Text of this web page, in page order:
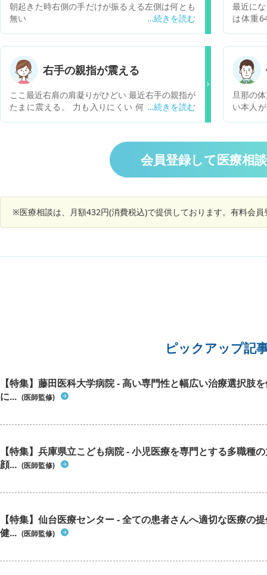
朝起きた時右側の手だけが振るえる左側は何とも
無い
最近に
は体重
2018年
ていま
体重減
のでし
で下が
が不安
でしょ
す。
右手の親指が震える
ここ最近右肩の肩凝りがひどい 最近右手の親指が
たまに震える。 力も入りにくい 何かの病気です
旦那の
い本人
のです
会員登録して医療相
※医療相談は、月額432円(消費税込)で提供しております。有料会
ピックアップ記
【特集】藤田医科大学病院 - 高い専門性と幅広い治療選択肢
に... (医師監修)
【特集】兵庫県立こども病院 - 小児医療を専門とする多職種
顔... (医師監修)
【特集】仙台医療センター - 全ての患者さんへ適切な医療の
健... (医師監修)